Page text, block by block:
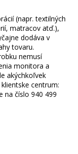
(napr. textilných
matracov atď.),
dodáva v
tovaru.
nemusí
monitora a
akýchkoľvek
centrum:
na číslo 940 499